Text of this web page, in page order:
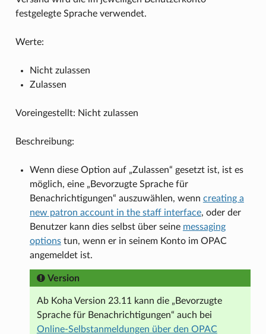
festgelegte Sprache verwendet.
Werte:
Nicht zulassen
Zulassen
Voreingestellt: Nicht zulassen
Beschreibung:
Wenn diese Option auf „Zulassen“ gesetzt ist, ist es
möglich, eine „Bevorzugte Sprache für
Benachrichtigungen“ auszuwählen, wenn creating a
new patron account in the staff interface, oder der
Benutzer kann dies selbst über seine messaging
optionstun, wenn er in seinem Konto im OPAC
angemeldet ist.
Version
Ab Koha Version 23.11 kann die „Bevorzugte
Sprache für Benachrichtigungen“ auch bei
Online-Selbstanmeldungen über den OPAC